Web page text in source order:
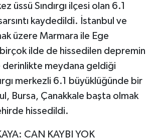
üssü Sındırgı ilçesi olan 6.1
kaydedildi. İstanbul ve
üzere Marmara ile Ege
ilde de hissedilen depremin
meydana geldiği
merkezli 6.1 büyüklüğünde bir
Bursa, Çanakkale başta olmak
hissedildi.
CAN KAYBI YOK